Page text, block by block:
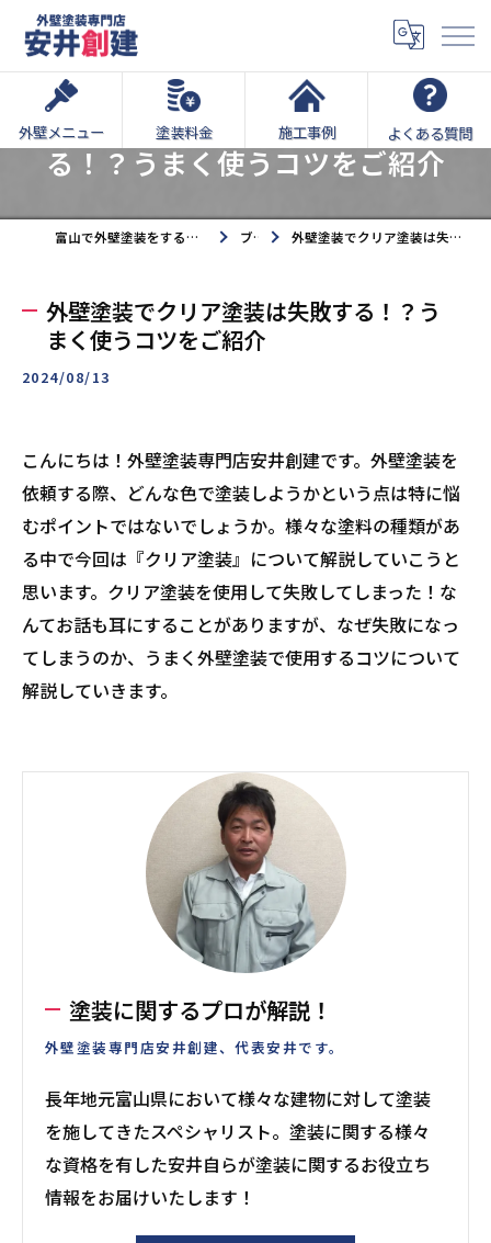
外壁メニュー 塗装料金 施工事例 よくある質問
外壁塗装でクリア塗装は失敗す
る！？うまく使うコツをご紹介
富山で外壁塗装をするなら外壁塗装専門店安井創建へ ブログ 外壁塗装でクリア塗装は失敗する！？うまく使うコツをご紹介
外壁塗装でクリア塗装は失敗する！？う
まく使うコツをご紹介
2024/08/13
こんにちは！外壁塗装専門店安井創建です。外壁塗装を
依頼する際、どんな色で塗装しようかという点は特に悩
むポイントではないでしょうか。様々な塗料の種類があ
る中で今回は『クリア塗装』について解説していこうと
思います。クリア塗装を使用して失敗してしまった！な
んてお話も耳にすることがありますが、なぜ失敗になっ
てしまうのか、うまく外壁塗装で使用するコツについて
解説していきます。
塗装に関するプロが解説！
外壁塗装専門店安井創建、代表安井です。
長年地元富山県において様々な建物に対して塗装
を施してきたスペシャリスト。塗装に関する様々
な資格を有した安井自らが塗装に関するお役立ち
情報をお届けいたします！